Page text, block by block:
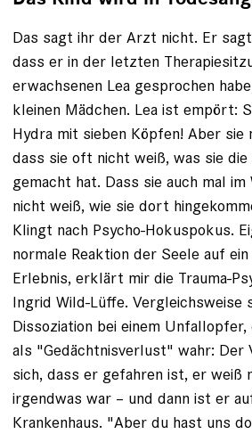
Das sagt ihr der Arzt nicht. Er
dass er in der letzten
erwachsenen Lea gesprochen
kleinen Mädchen. Lea ist empört:
Hydra mit sieben Köpfen! Aber sie
dass sie oft nicht weiß, was sie
gemacht hat. Dass sie auch mal
nicht weiß, wie sie dort
Klingt nach Psycho-Hokuspokus.
normale Reaktion der Seele auf
Erlebnis, erklärt mir die Trauma-
Ingrid Wild-Lüffe. Vergleichsweise
Dissoziation bei einem Unfall­opfer,
als "Gedächtnisverlust" wahr:
sich, dass er gefahren ist, er weiß
irgendwas war – und dann ist er
Krankenhaus. "Aber du hast uns